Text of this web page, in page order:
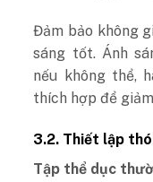
Đảm bảo không
sáng tốt. Ánh
nếu không thể,
thích hợp để
3.2. Thiết lập
Tập thể dục